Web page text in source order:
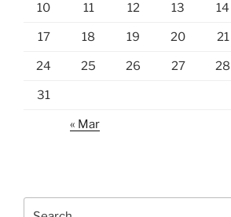
10 11 12 13 14
17 18 19 20 21
24 25 26 27 28
31
« Mar